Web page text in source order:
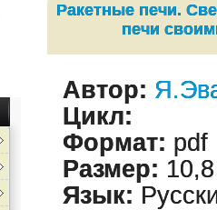
Ракетные печи.
печи
Автор:
Цикл:
Формат: pdf
Размер:
Язык: